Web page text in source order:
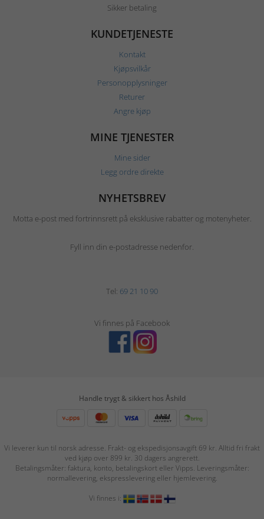
Sikker betaling
KUNDETJENESTE
Kontakt
Kjøpsvilkår
Personopplysninger
Returer
Angre kjøp
MINE TJENESTER
Mine sider
Legg ordre direkte
NYHETSBREV
Motta e-post med fortrinnsrett på eksklusive rabatter og motenyheter.
Fyll inn din e-postadresse nedenfor.
Tel: 69 21 10 90
Vi finnes på Facebook
Handle trygt & sikkert hos Åshild
Vi leverer kun til norsk adresse. Frakt- og ekspedisjonsavgift 69 kr. Alltid fri frakt
ved kjøp over 899 kr. 30 dagers angrerett.
Betalingsmåter: faktura, konto, betalingskort eller Vipps. Leveringsmåter:
normallevering, ekspresslevering eller hjemlevering.
Vi finnes i: